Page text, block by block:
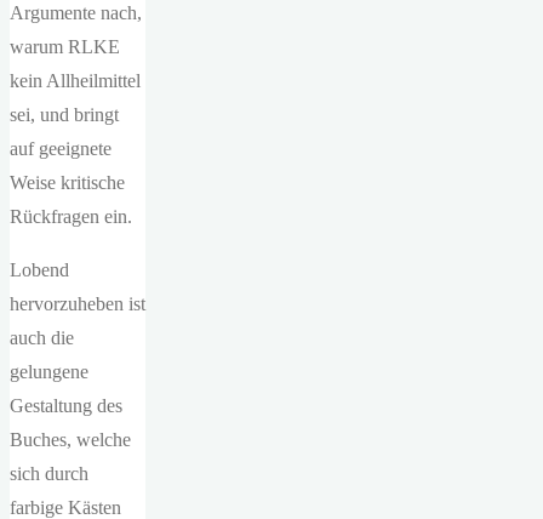
Argumente nach,
warum RLKE
kein Allheilmittel
sei, und bringt
auf geeignete
Weise kritische
Rückfragen ein.
Lobend
hervorzuheben ist
auch die
gelungene
Gestaltung des
Buches, welche
sich durch
farbige Kästen